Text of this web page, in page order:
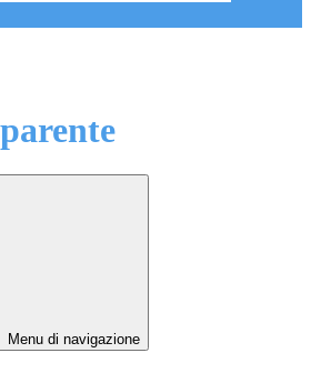
Menu di navigazione